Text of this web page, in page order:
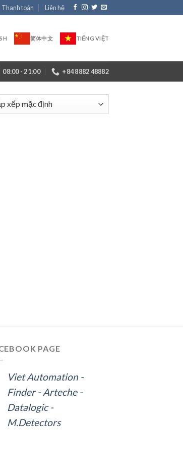
Thanh toán Liên hệ
简体中文 TIẾNG VIỆT
08:00 - 21:00 +84 8882 48882
PAGE
Viet Automation -
Finder - Arteche -
Datalogic -
M.Detectors